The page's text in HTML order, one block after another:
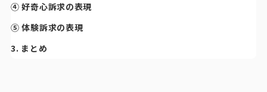
④ 好奇心訴求の表現
⑤ 体験訴求の表現
3. まとめ